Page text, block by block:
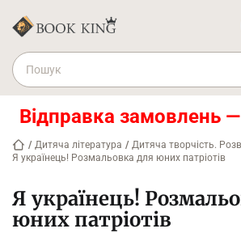
Відправка замовлень
/ Дитяча література / Дитяча творчість.
Я українець! Розмальовка для юних патріотів
Я українець!
юних патріотів